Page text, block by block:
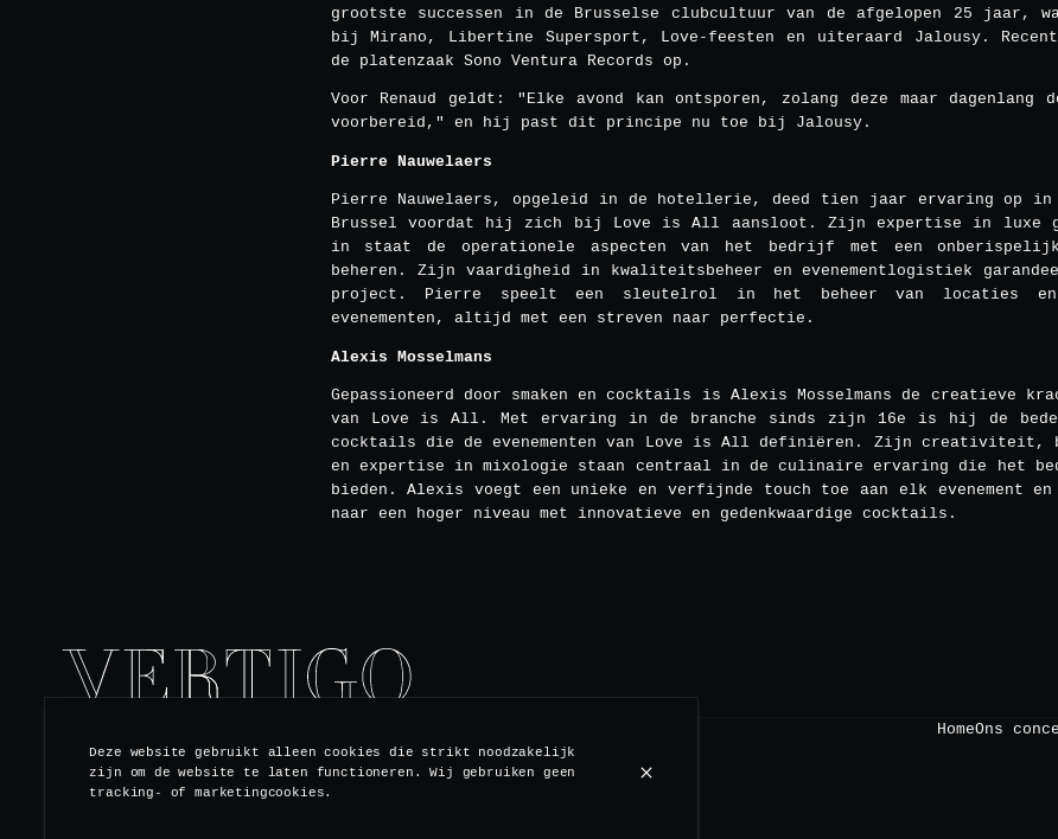
grootste successen in de Brusselse clubcultuur van de afgelopen 25 jaar,
bij Mirano, Libertine Supersport, Love-feesten en uiteraard Jalousy.
de platenzaak Sono Ventura Records op.
Voor Renaud geldt: "Elke avond kan ontsporen, zolang deze maar dagenlang
voorbereid," en hij past dit principe nu toe bij Jalousy.
Pierre Nauwelaers
Pierre Nauwelaers, opgeleid in de hotellerie, deed tien jaar ervaring op
Brussel voordat hij zich bij Love is All aansloot. Zijn expertise in luxe
in staat de operationele aspecten van het bedrijf met een
beheren. Zijn vaardigheid in kwaliteitsbeheer en evenementlogistiek
project. Pierre speelt een sleutelrol in het beheer van locaties en
evenementen, altijd met een streven naar perfectie.
Alexis Mosselmans
Gepassioneerd door smaken en cocktails is Alexis Mosselmans de creatieve
van Love is All. Met ervaring in de branche sinds zijn 16e is hij de
cocktails die de evenementen van Love is All definiëren. Zijn creativiteit,
en expertise in mixologie staan centraal in de culinaire ervaring die het
bieden. Alexis voegt een unieke en verfijnde touch toe aan elk evenement
naar een hoger niveau met innovatieve en gedenkwaardige cocktails.
HomeOns
ABONNEER JE OP ONZE NIEUWSBRIEF
Deze website gebruikt alleen cookies die strikt noodzakelijk
zijn om de website te laten functioneren. Wij gebruiken geen
tracking- of marketingcookies.